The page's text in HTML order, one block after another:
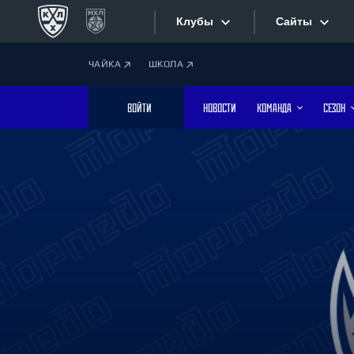
Клубы
Дивизион Боброва
Лада
Сайты
Фотобанк
ЧАЙКА ШКОЛА
ВОЙТИ НОВОСТИ КОМАНДА СЕЗОН